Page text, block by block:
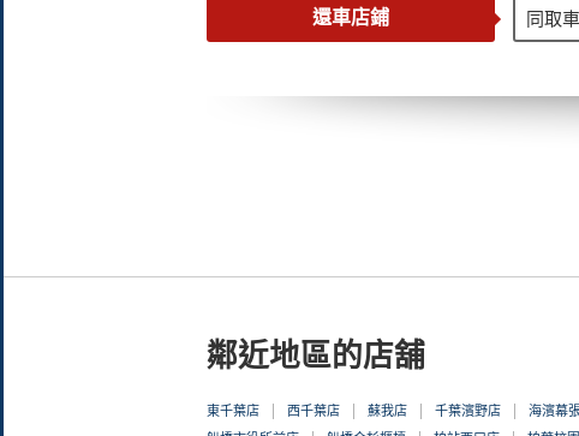
還車店鋪
鄰近地區的店舖
東千葉店 西千葉店 蘇我店 千葉濱野店 海濱幕